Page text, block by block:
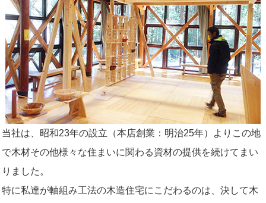
当社は、昭和23年の設立（本店創業：明治25年）よりこの地
で木材その他様々な住まいに関わる資材の提供を続けてまい
りました。
特に私達が軸組み工法の木造住宅にこだわるのは、決して木